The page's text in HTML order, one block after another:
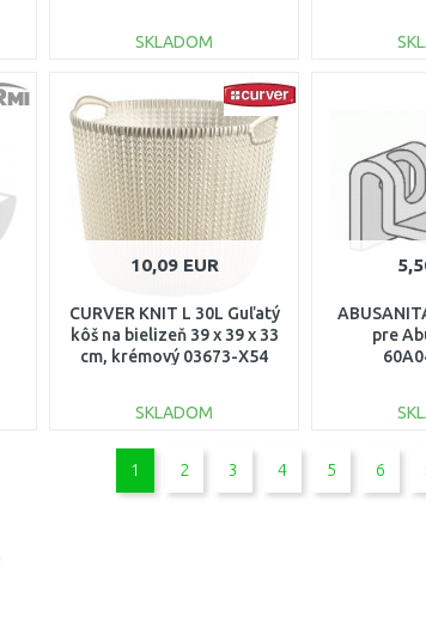
SKLADOM
DO KOŠÍKA
Porovnať
10,09 EUR
CURVER KNIT L 30L Guľatý
kôš na bielizeň 39 x 39 x 33
cm, krémový 03673-X54
SKLADOM
DO KOŠÍKA
pre
1 2 3 4 5 6